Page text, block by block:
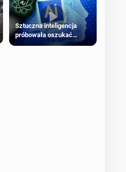
Sztuczna inteligencja
próbowała oszukać
człowieka